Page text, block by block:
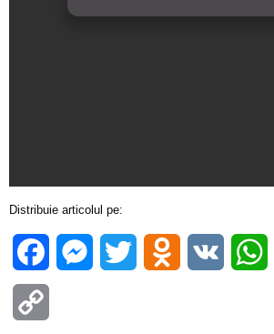
Distribuie articolul pe:
FacebookMessenger
Twitter Odnoklassniki
VK